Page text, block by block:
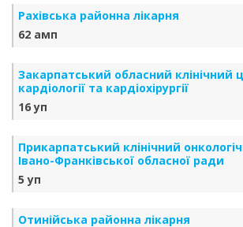
Рахівська районна лікарня
62 амп
Закарпатський обласний клінічний
кардіології та кардіохірургії
16 уп
Прикарпатський клінічний
Івано-Франківської обласної ради
5 уп
Отинійська районна лікарня